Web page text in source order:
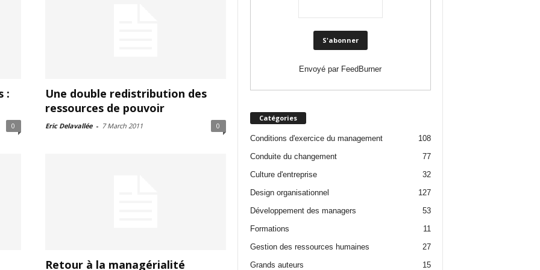
:
0
Une double redistribution des
ressources de pouvoir
Eric Delavallée - 7 March 2011 0
Retour à la managérialité
Envoyé par FeedBurner
Catégories
Conditions d'exercice du management
108
Conduite du changement
77
Culture d'entreprise
32
Design organisationnel
127
Développement des managers
53
Formations
11
Gestion des ressources humaines
27
Grands auteurs
15